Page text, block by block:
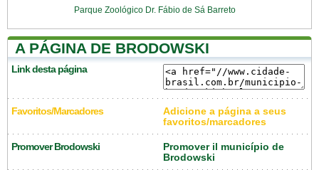
Parque Zoológico Dr. Fábio de Sá Barreto
A PÁGINA DE BRODOWSKI
Link desta página
Favoritos/Marcadores
Adicione a página a seus
favoritos/marcadores
Promover Brodowski
Promover il município de
Brodowski